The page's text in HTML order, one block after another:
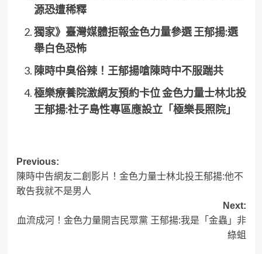
源恐遭稀釋
獨家》臺灣媒體拒報金色力量參選 王郁揚:選
舉白色恐怖
陳時中臭俗辣！王郁揚嗆陳時中不服踹共
極樂療養院激網友預約卡位 金色力量士林北投
王郁揚:社子島性專區應設立「極樂長照院」
Post
navigation
Previous:
陳時中告網友二創影片！金色力量士林北投王郁揚:他不
敢告我就不是男人
Next:
血流成河！金色力量開吉民眾黨 王郁揚:我是「金蟲」非
綠蛆